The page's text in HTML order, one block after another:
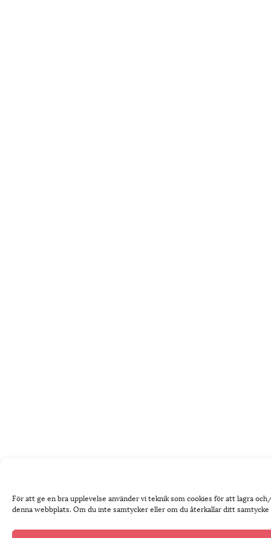
För att ge en bra upplevelse använder vi teknik som cookies för att lagra
denna webbplats. Om du inte samtycker eller om du återkallar ditt